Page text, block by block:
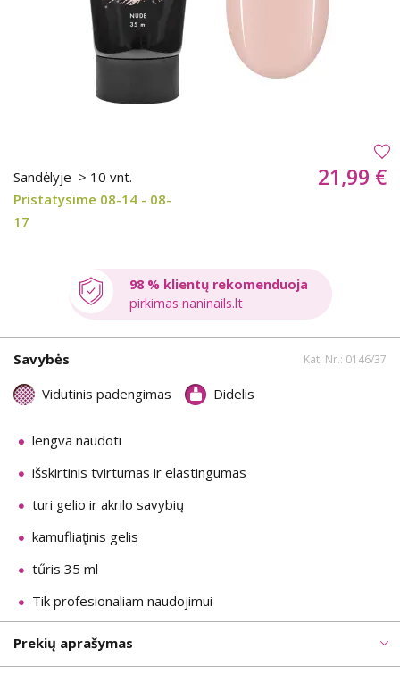
Sandėlyje > 10 vnt.
Pristatysime 08-14 - 08-
17
21,99 €
98 % klientų rekomenduoja
pirkimas naninails.lt
Savybės Kat. Nr.: 0146/37
Vidutinis padengimas Didelis
lengva naudoti
išskirtinis tvirtumas ir elastingumas
turi gelio ir akrilo savybių
kamufliaţinis gelis
tűris 35 ml
Tik profesionaliam naudojimui
Prekių aprašymas